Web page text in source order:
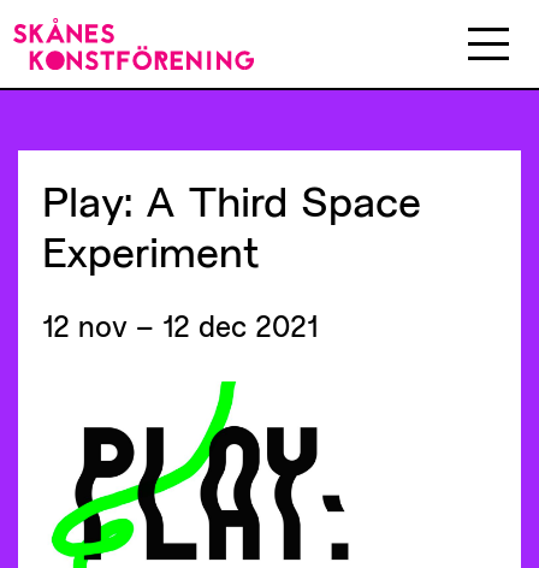
Play: A Third Space
Experiment
12 nov – 12 dec 2021